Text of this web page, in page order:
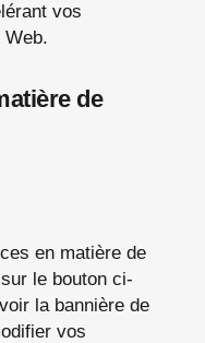
vos
de
en matière de
le bouton ci-
la bannière de
vos